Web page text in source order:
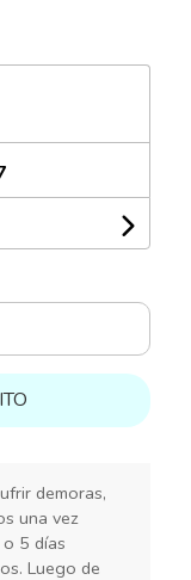
demoras,
una vez
5 días
Luego de